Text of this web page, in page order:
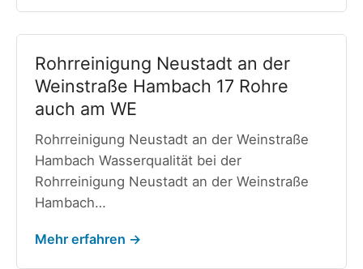
Rohrreinigung Neustadt an der
Weinstraße Hambach 17 Rohre
auch am WE
Rohrreinigung Neustadt an der Weinstraße
Hambach Wasserqualität bei der
Rohrreinigung Neustadt an der Weinstraße
Hambach…
Mehr erfahren →